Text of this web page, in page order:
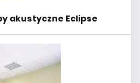
akustyczne Eclipse